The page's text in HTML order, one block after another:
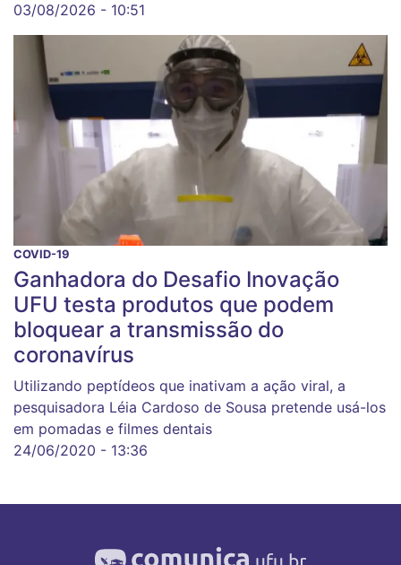
03/08/2026 - 10:51
COVID-19
Ganhadora do Desafio Inovação
UFU testa produtos que podem
bloquear a transmissão do
coronavírus
Utilizando peptídeos que inativam a ação viral, a
pesquisadora Léia Cardoso de Sousa pretende usá-los
em pomadas e filmes dentais
24/06/2020 - 13:36